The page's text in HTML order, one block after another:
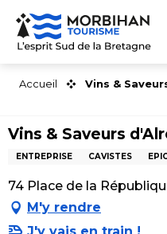
Aller
contenu
Accueil Vins &
Vins & Saveurs
ENTREPRISE CAVISTES
74 Place de la
M'y rendre